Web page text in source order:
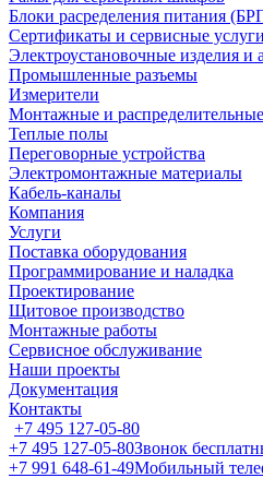
Блоки расределения питания
Сертификаты и сервисные услуги
Электроустановочные изделия и
Промышленные разъемы
Измерители
Монтажные и
Теплые полы
Переговорные устройства
Электромонтажные материалы
Кабель-каналы
Компания
Услуги
Поставка оборудования
Программирование и наладка
Проектирование
Щитовое производство
Монтажные работы
Сервисное обслуживание
Наши проекты
Документация
Контакты
+7 495 127-05-80
+7 495 127-05-80Звонок
+7 991 648-61-49Мобильный